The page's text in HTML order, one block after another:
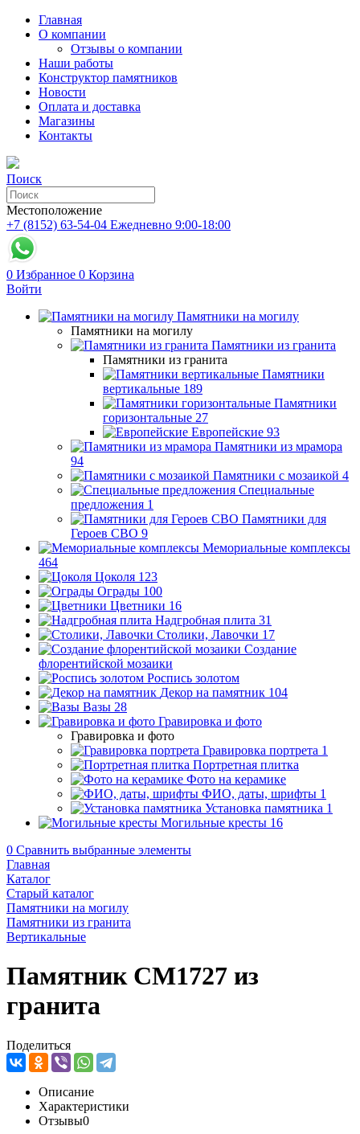
Главная
О компании
Отзывы о компании
Наши работы
Конструктор памятников
Новости
Оплата и доставка
Магазины
Контакты
Поиск
Местоположение
+7 (8152) 63-54-04 Ежедневно 9:00-18:00
0 Избранное 0 Корзина
Войти
Памятники на могилу
Памятники на могилу
Памятники из гранита
Памятники из гранита
Памятники
вертикальные 189
Памятники
горизонтальные 27
Европейские 93
Памятники из мрамора
94
Памятники с мозаикой 4
Специальные
предложения 1
Памятники для
Героев СВО 9
Мемориальные комплексы
464
Цоколя 123
Ограды 100
Цветники 16
Надгробная плита 31
Столики, Лавочки 17
Создание
флорентийской мозаики
Роспись золотом
Декор на памятник 104
Вазы 28
Гравировка и фото
Гравировка и фото
Гравировка портрета 1
Портретная плитка
Фото на керамике
ФИО, даты, шрифты 1
Установка памятника 1
Могильные кресты 16
0 Сравнить выбранные элементы
Главная
Каталог
Старый каталог
Памятники на могилу
Памятники из гранита
Вертикальные
Памятник CM1727 из
гранита
Поделиться
Описание
Характеристики
Отзывы0